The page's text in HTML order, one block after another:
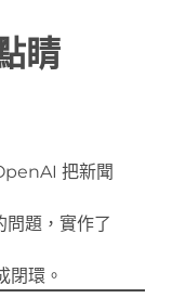
睛
把新聞
問題，實作了
閉環。